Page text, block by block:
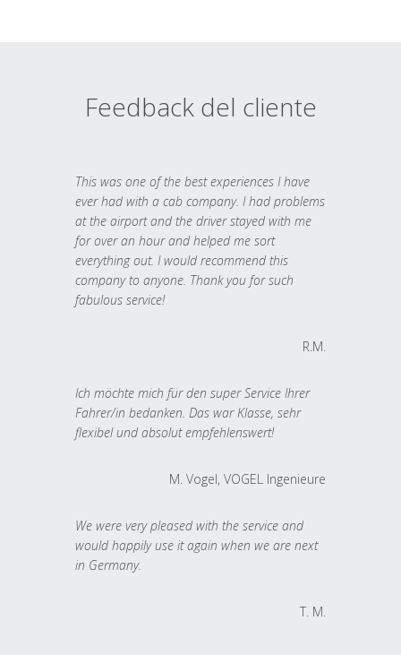
Feedback del cliente
This was one of the best experiences I have
ever had with a cab company. I had problems
at the airport and the driver stayed with me
for over an hour and helped me sort
everything out. I would recommend this
company to anyone. Thank you for such
fabulous service!
R.M.
Ich möchte mich für den super Service Ihrer
Fahrer/in bedanken. Das war Klasse, sehr
flexibel und absolut empfehlenswert!
M. Vogel, VOGEL Ingenieure
We were very pleased with the service and
would happily use it again when we are next
in Germany.
T. M.